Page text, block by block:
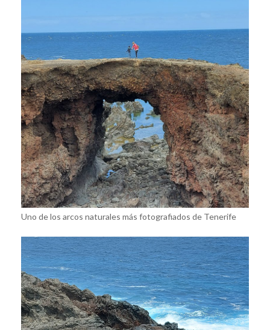
Uno de los arcos naturales más fotografiados de Tenerife